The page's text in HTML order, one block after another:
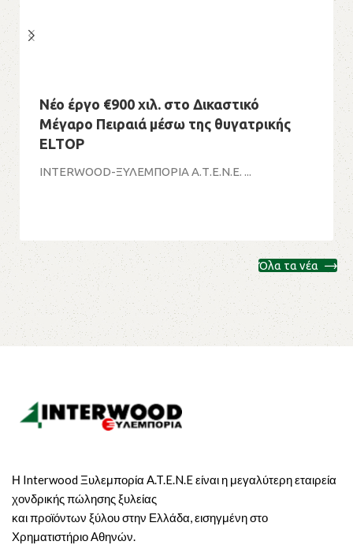
Νέο έργο €900 χιλ. στο Δικαστικό
Μέγαρο Πειραιά μέσω της θυγατρικής
ELTOP
INTERWOOD-ΞΥΛΕΜΠΟΡΙΑ Α.Τ.Ε.Ν.Ε. ...
Όλα τα νέα
Η Interwood Ξυλεμπορία A.T.E.N.E είναι η μεγαλύτερη εταιρεία
χονδρικής πώλησης ξυλείας
και προϊόντων ξύλου στην Ελλάδα, εισηγμένη στο
Χρηματιστήριο Αθηνών.